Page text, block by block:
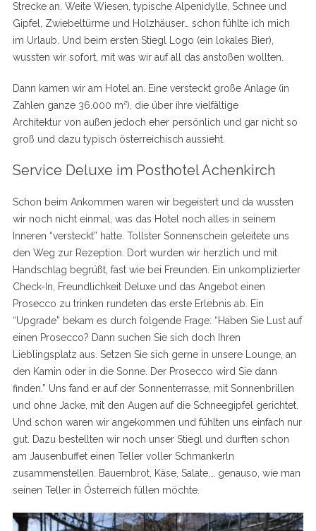
Strecke an. Weite Wiesen, typische Alpenidylle, Schnee und
Gipfel, Zwiebeltürme und Holzhäuser… schon fühlte ich mich
im Urlaub. Und beim ersten Stiegl Logo (ein lokales Bier),
wussten wir sofort, mit was wir auf all das anstoßen wollten.
Dann kamen wir am Hotel an. Eine versteckt große Anlage (in
Zahlen ganze 36.000 m²), die über ihre vielfältige
Architektur von außen jedoch eher persönlich und gar nicht so
groß und dazu typisch österreichisch aussieht.
Service Deluxe im Posthotel Achenkirch
Schon beim Ankommen waren wir begeistert und da wussten
wir noch nicht einmal, was das Hotel noch alles in seinem
Inneren “versteckt” hatte. Tollster Sonnenschein geleitete uns
den Weg zur Rezeption. Dort wurden wir herzlich und mit
Handschlag begrüßt, fast wie bei Freunden. Ein unkomplizierter
Check-In, Freundlichkeit Deluxe und das Angebot einen
Prosecco zu trinken rundeten das erste Erlebnis ab. Ein
“Upgrade” bekam es durch folgende Frage: “Haben Sie Lust auf
einen Prosecco? Dann suchen Sie sich doch Ihren
Lieblingsplatz aus. Setzen Sie sich gerne in unsere Lounge, an
den Kamin oder in die Sonne. Der Prosecco wird Sie dann
finden.” Uns fand er auf der Sonnenterrasse, mit Sonnenbrillen
und ohne Jacke, mit den Augen auf die Schneegipfel gerichtet.
Und schon waren wir angekommen und fühlten uns einfach nur
gut. Dazu bestellten wir noch unser Stiegl und durften schon
am Jausenbuffet einen Teller voller Schmankerln
zusammenstellen. Bauernbrot, Käse, Salate,… genauso, wie man
seinen Teller in Österreich füllen möchte.